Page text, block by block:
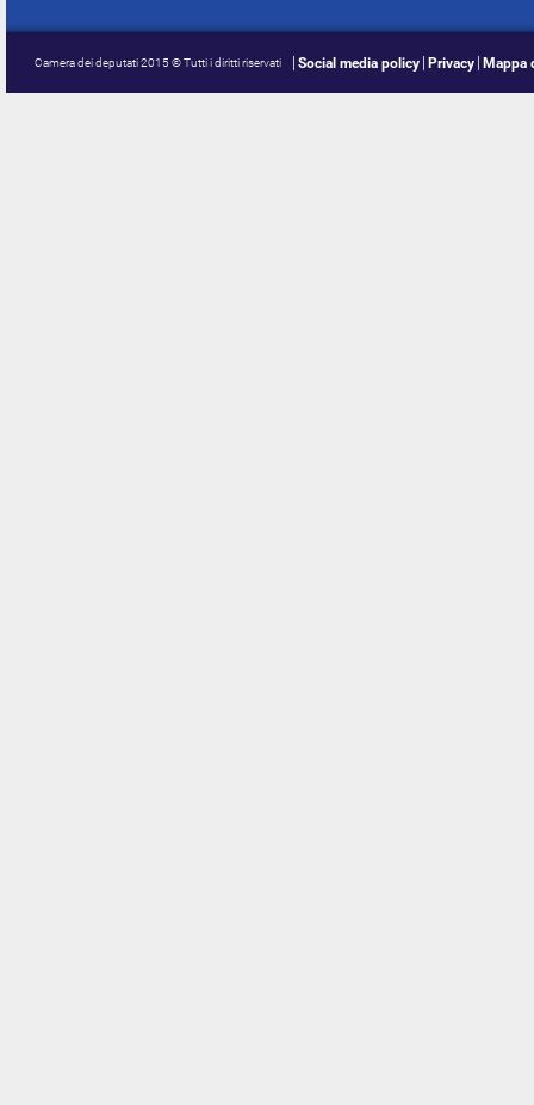
Camera dei deputati 2015 © Tutti i diritti riservati Social media policy Privacy Mappa